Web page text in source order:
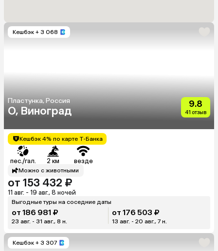
Кешбэк + 3 068
Пластунка, Россия
О, Виноград
9.8
41 отзыв
Кешбэк 4% по карте Т-Банка
пес./гал. 2 км везде
Можно с животными
от 153 432 ₽
11 авг. - 19 авг., 8 ночей
Выгодные туры на соседние даты
от 186 981 ₽
23 авг. - 31 авг., 8 н.
от 176 503 ₽
13 авг. - 20 авг., 7 н.
Кешбэк + 3 307